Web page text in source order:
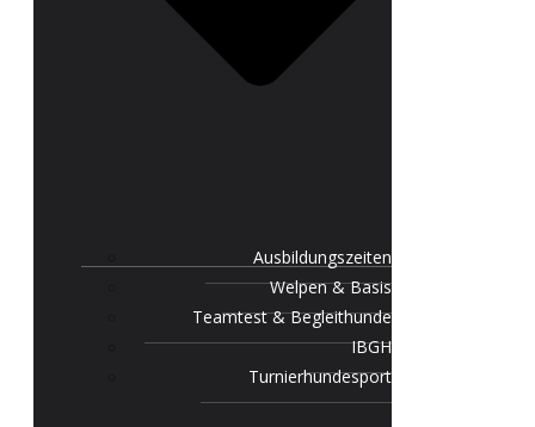
Ausbildungszeiten
Welpen & Basis
Teamtest & Begleithunde
IBGH
Turnierhundesport